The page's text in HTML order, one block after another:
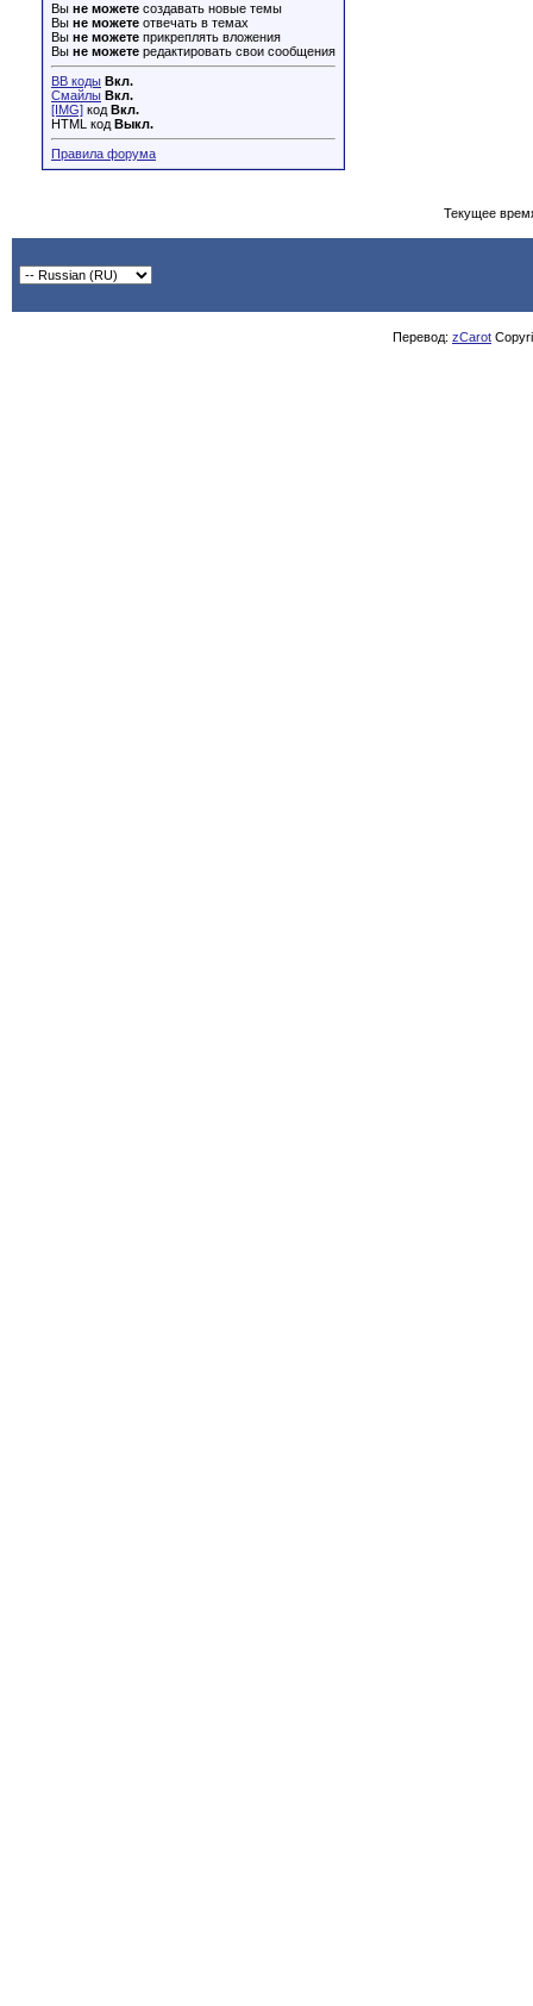
Вы не можете создавать новые темы
Вы не можете отвечать в темах
Вы не можете прикреплять вложения
Вы не можете редактировать свои сообщения
BB коды Вкл.
Смайлы Вкл.
[IMG] код Вкл.
HTML код Выкл.
Правила форума
Текущее
Перевод: zCarot